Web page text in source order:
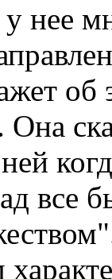
нее
об
все